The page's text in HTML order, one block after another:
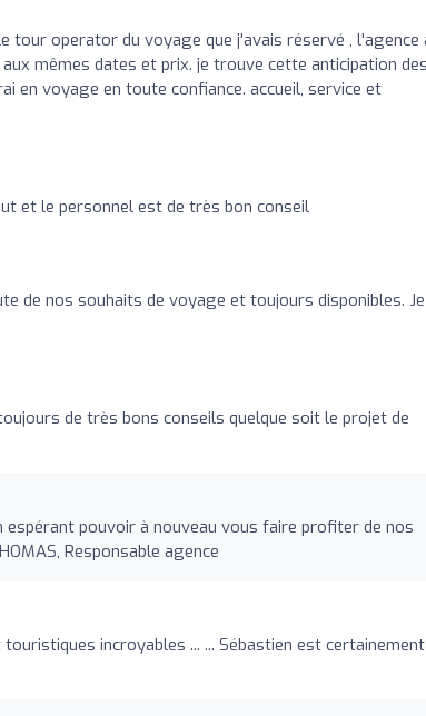
tour operator du voyage que j'avais réservé , l'agence
mêmes dates et prix. je trouve cette anticipation
en voyage en toute confiance. accueil, service et
et le personnel est de très bon conseil
de nos souhaits de voyage et toujours disponibles. Je
de très bons conseils quelque soit le projet de
pouvoir à nouveau vous faire profiter de nos
Responsable agence
incroyables ... ... Sébastien est